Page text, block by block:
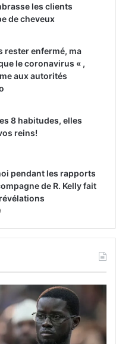
les clients
de cheveux
rester enfermé, ma
le coronavirus « ,
aux autorités
8 habitudes, elles
reins!
pendant les rapports
de R. Kelly fait